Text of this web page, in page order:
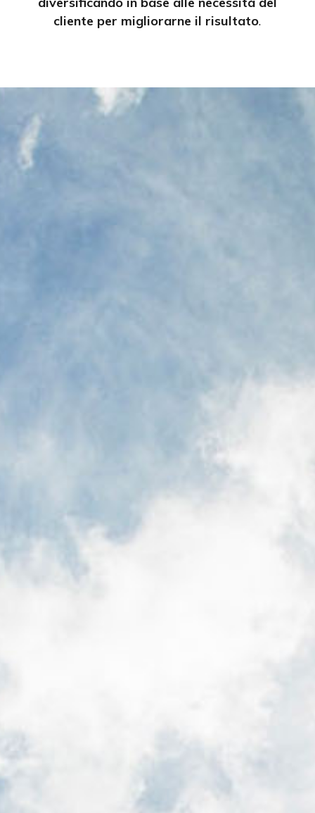
cliente per migliorarne il risultato.